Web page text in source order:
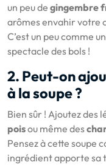
un peu de gingembre
arômes envahir votre
C’est un peu comme
spectacle des bols !
2. Peut-on
à la soupe ?
Bien sûr ! Ajoutez des
poisou même des
Pensez à cette soupe
ingrédient apporte sa